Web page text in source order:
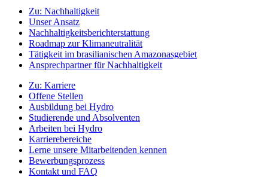
Zu: Nachhaltigkeit
Unser Ansatz
Nachhaltigkeitsberichterstattung
Roadmap zur Klimaneutralität
Tätigkeit im brasilianischen Amazonasgebiet
Ansprechpartner für Nachhaltigkeit
Zu: Karriere
Offene Stellen
Ausbildung bei Hydro
Studierende und Absolventen
Arbeiten bei Hydro
Karrierebereiche
Lerne unsere Mitarbeitenden kennen
Bewerbungsprozess
Kontakt und FAQ